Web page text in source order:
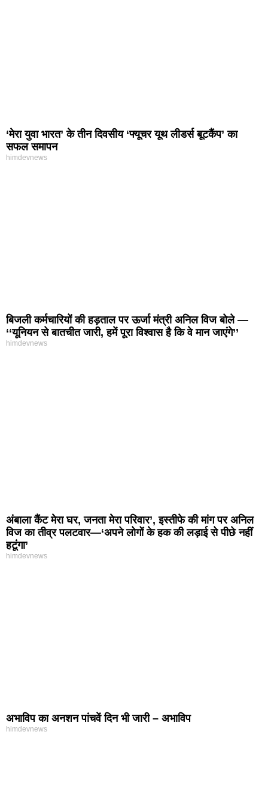
‘मेरा युवा भारत’ के तीन दिवसीय ‘फ्यूचर यूथ लीडर्स बूटकैंप’ का
सफल समापन
himdevnews
बिजली कर्मचारियों की हड़ताल पर ऊर्जा मंत्री अनिल विज बोले —
‘‘यूनियन से बातचीत जारी, हमें पूरा विश्वास है कि वे मान जाएंगे’’
himdevnews
अंबाला कैंट मेरा घर, जनता मेरा परिवार’, इस्तीफे की मांग पर अनिल
विज का तीव्र पलटवार—‘अपने लोगों के हक की लड़ाई से पीछे नहीं
हटूंगा’
himdevnews
अभाविप का अनशन पांचवें दिन भी जारी – अभाविप
himdevnews